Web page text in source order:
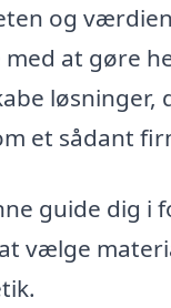
og
at gøre
løsninger,
et sådant
guide dig i
vælge